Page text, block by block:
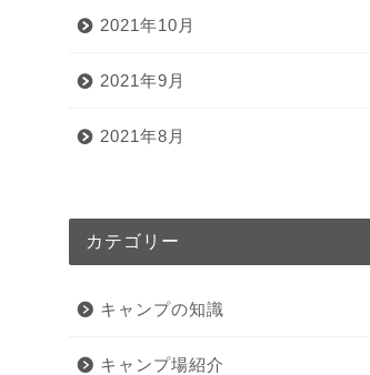
2021年10月
2021年9月
2021年8月
カテゴリー
キャンプの知識
キャンプ場紹介